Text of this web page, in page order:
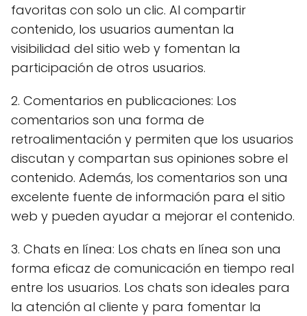
favoritas con solo un clic. Al compartir
contenido, los usuarios aumentan la
visibilidad del sitio web y fomentan la
participación de otros usuarios.
2. Comentarios en publicaciones: Los
comentarios son una forma de
retroalimentación y permiten que los usuarios
discutan y compartan sus opiniones sobre el
contenido. Además, los comentarios son una
excelente fuente de información para el sitio
web y pueden ayudar a mejorar el contenido.
3. Chats en línea: Los chats en línea son una
forma eficaz de comunicación en tiempo real
entre los usuarios. Los chats son ideales para
la atención al cliente y para fomentar la